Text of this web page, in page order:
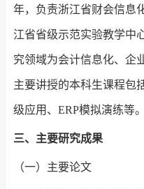
年，负责浙江省财会信息
江省省级示范实验教学中
究领域为会计信息化、企
主要讲授的本科生课程包
级应用、ERP模拟演练等。
三、主要研究成果
（一）主要论文